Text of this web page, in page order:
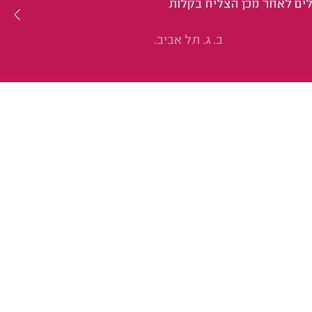
לאחר מכן הצליח בקלות
ב. ג. תל אביב.